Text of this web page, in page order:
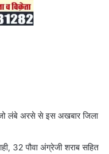
लंबे अरसे से इस अखबार जिला
32 पौवा अंग्रेजी शराब सहित